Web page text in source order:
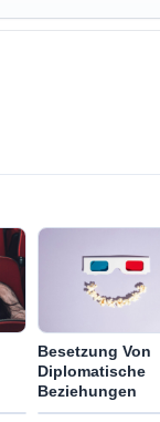
Besetzung Von
Diplomatische
Beziehungen